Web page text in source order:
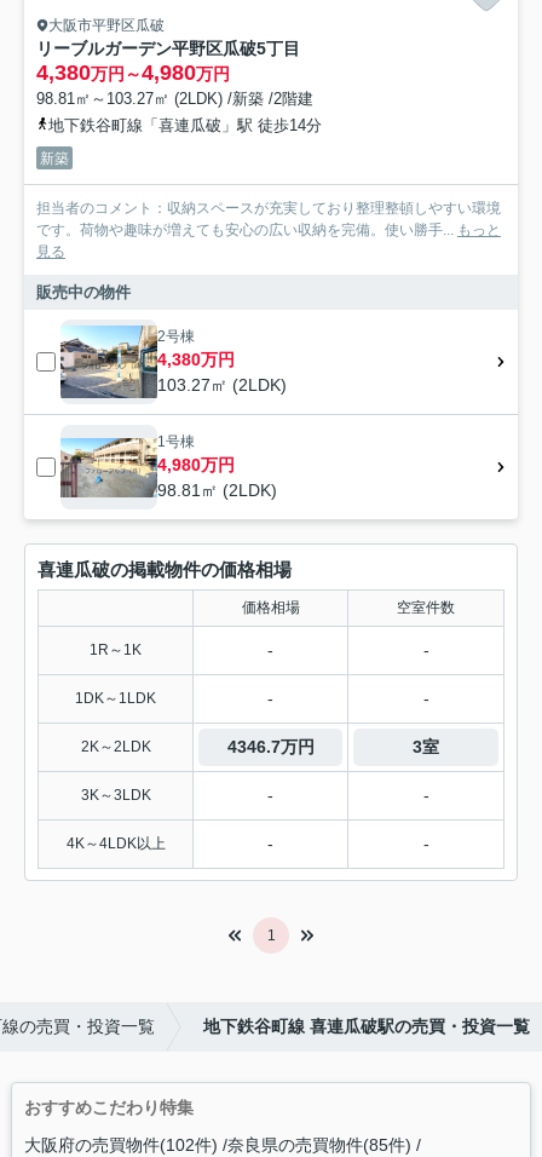
大阪市平野区瓜破
リーブルガーデン平野区瓜破5丁目
4,380万円～4,980万円
98.81㎡～103.27㎡ (2LDK) /新築 /2階建
地下鉄谷町線「喜連瓜破」駅 徒歩14分
新築
担当者のコメント：収納スペースが充実しており整理整頓しやすい環境
です。荷物や趣味が増えても安心の広い収納を完備。使い勝手... もっと
見る
販売中の物件
2号棟
4,380万円
103.27㎡ (2LDK)
1号棟
4,980万円
98.81㎡ (2LDK)
喜連瓜破の掲載物件の価格相場
価格相場 空室件数
1R～1K - -
1DK～1LDK - -
2K～2LDK 4346.7万円 3室
3K～3LDK - -
4K～4LDK以上 - -
1
の売買・投資一覧 地下鉄谷町線 喜連瓜破駅の売買・投資一覧
おすすめこだわり特集
大阪府の売買物件(102件) 奈良県の売買物件(85件)